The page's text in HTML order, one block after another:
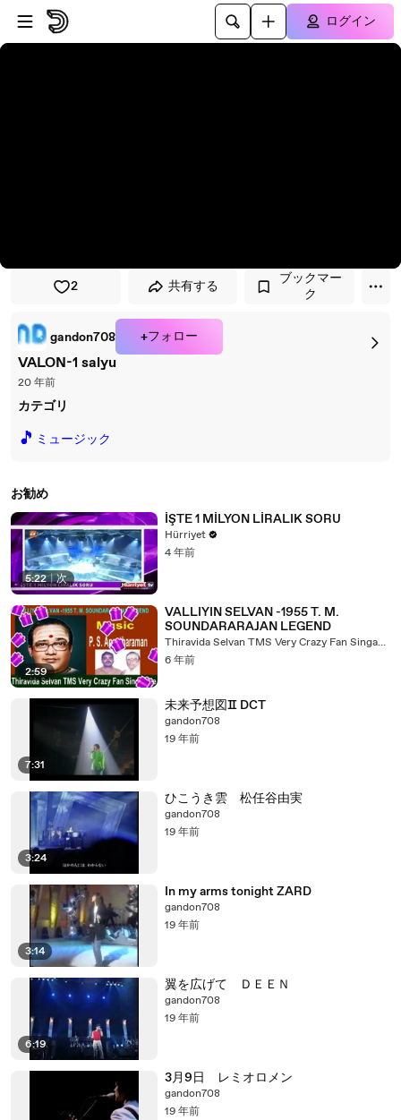
プレイヤーにスキップ
メインコンテンツにスキップ
ログイン
2 共有する
ブックマー
ク
gandon708 +フォロー
VALON-1 salyu
20 年前
カテゴリ
🎵 ミュージック
お勧め
5:22 | 次
İŞTE 1 MİLYON LİRALIK SORU
Hürriyet
4 年前
2:59
VALLIYIN SELVAN -1955 T. M.
SOUNDARARAJAN LEGEND
Thiravida Selvan TMS Very Crazy Fan Singapore
6 年前
7:31
未来予想図Ⅱ DCT
gandon708
19 年前
3:24
ひこうき雲 松任谷由実
gandon708
19 年前
3:14
In my arms tonight ZARD
gandon708
19 年前
6:19
翼を広げて ＤＥＥＮ
gandon708
19 年前
3月9日 レミオロメン
gandon708
19 年前